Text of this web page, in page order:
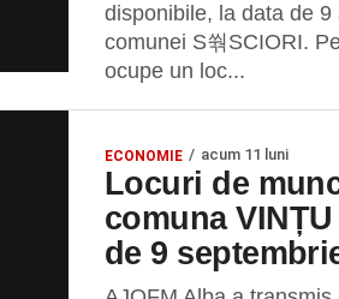
disponibile, la data de
comunei S쒂SCIORI.
ocupe un loc...
ECONOMIE acum 11 luni
Locuri de
comuna
de 9